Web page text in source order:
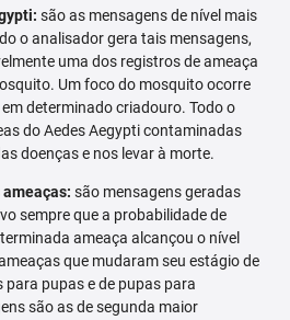
são as mensagens de nível mais
o analisador gera tais mensagens,
uma dos registros de ameaça
Um foco do mosquito ocorre
determinado criadouro. Todo o
do Aedes Aegypti contaminadas
doenças e nos levar à morte.
são mensagens geradas
sempre que a probabilidade de
ameaça alcançou o nível
que mudaram seu estágio de
pupas e de pupas para
são as de segunda maior